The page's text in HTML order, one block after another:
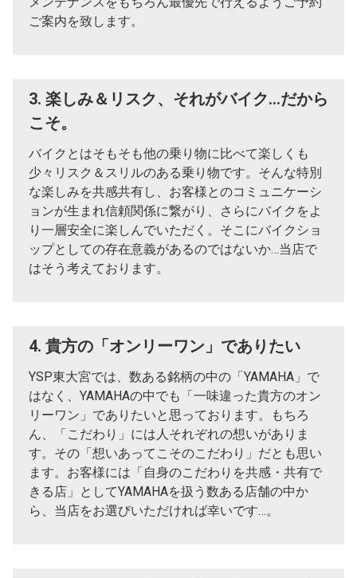
ご案内を致します。
3. 楽しみ＆リスク、それがバイク…だから
こそ。
バイクとはそもそも他の乗り物に比べて楽しくも
少々リスク＆スリルのある乗り物です。そんな特別
な楽しみを共感共有し、お客様とのコミュニケーシ
ョンが生まれ信頼関係に繋がり、さらにバイクをよ
り一層安全に楽しんでいただく。そこにバイクショ
ップとしての存在意義があるのではないか…当店で
はそう考えております。
4. 貴方の「オンリーワン」でありたい
YSP東大宮では、数ある銘柄の中の「YAMAHA」で
はなく、YAMAHAの中でも「一味違った貴方のオン
リーワン」でありたいと思っております。もちろ
ん、「こだわり」には人それぞれの想いがありま
す。その「想いあってこそのこだわり」だとも思い
ます。お客様には「自身のこだわりを共感・共有で
きる店」としてYAMAHAを扱う数ある店舗の中か
ら、当店をお選びいただければ幸いです…。